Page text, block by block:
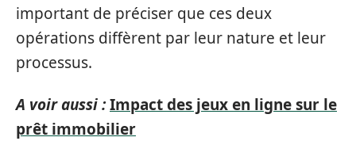
important de préciser que ces deux
opérations diffèrent par leur nature et leur
processus.
A voir aussi :Impact des jeux en ligne sur le
prêt immobilier